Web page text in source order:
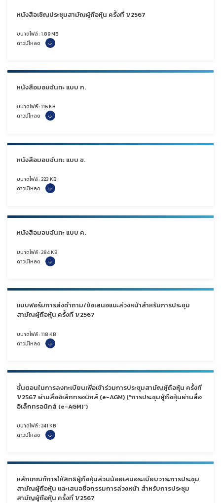
หนังสือเชิญประชุมสามัญผู้ถือหุ้น ครั้งที่ 1/2567
ขนาดไฟล์ : 1.89 MB
ดาวน์โหลด
หนังสือมอบฉันทะ แบบ ก.
ขนาดไฟล์ : 116 KB
ดาวน์โหลด
หนังสือมอบฉันทะ แบบ ข.
ขนาดไฟล์ : 223 KB
ดาวน์โหลด
หนังสือมอบฉันทะ แบบ ค.
ขนาดไฟล์ : 284 KB
ดาวน์โหลด
แบบฟอร์มการส่งคำถาม/ข้อเสนอแนะล่วงหน้าสำหรับการประชุม
สามัญผู้ถือหุ้น ครั้งที่ 1/2567
ขนาดไฟล์ : 118 KB
ดาวน์โหลด
ขั้นตอนในการลงทะเบียนเพื่อเข้าร่วมการประชุมสามัญผู้ถือหุ้น ครั้งที่
1/2567 ผ่านสื่ออิเล็กทรอนิกส์ (e-AGM) (“การประชุมผู้ถือหุ้นผ่านสื่อ
อิเล็กทรอนิกส์ (e-AGM)”)
ขนาดไฟล์ : 241 KB
ดาวน์โหลด
หลักเกณฑ์การให้สิทธิผู้ถือหุ้นส่วนน้อยเสนอระเบียบวาระการประชุม
สามัญผู้ถือหุ้น และเสนอชื่อกรรมการล่วงหน้า สำหรับการประชุม
สามัญผู้ถือหุ้น ครั้งที่ 1/2567